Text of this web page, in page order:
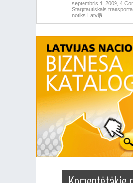
septembris 4, 2009, 4
Starptautiskais
notiks Latvijā